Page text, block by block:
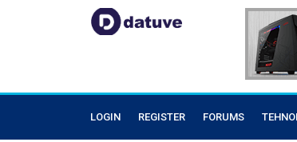
LOGIN REGISTER FORUMS